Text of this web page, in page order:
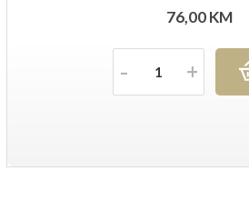
76,00KM
Količina